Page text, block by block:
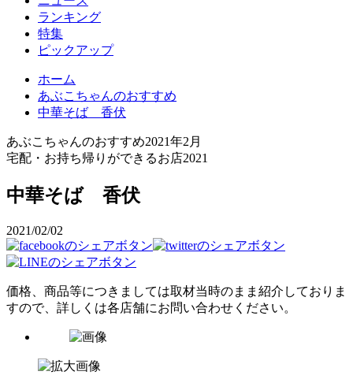
ランキング
特集
ピックアップ
ホーム
あぶこちゃんのおすすめ
中華そば 香伏
あぶこちゃんのおすすめ2021年2月
宅配・お持ち帰りができるお店2021
中華そば 香伏
2021/02/02
価格、商品等につきましては取材当時のまま紹介しておりま
すので、詳しくは各店舗にお問い合わせください。